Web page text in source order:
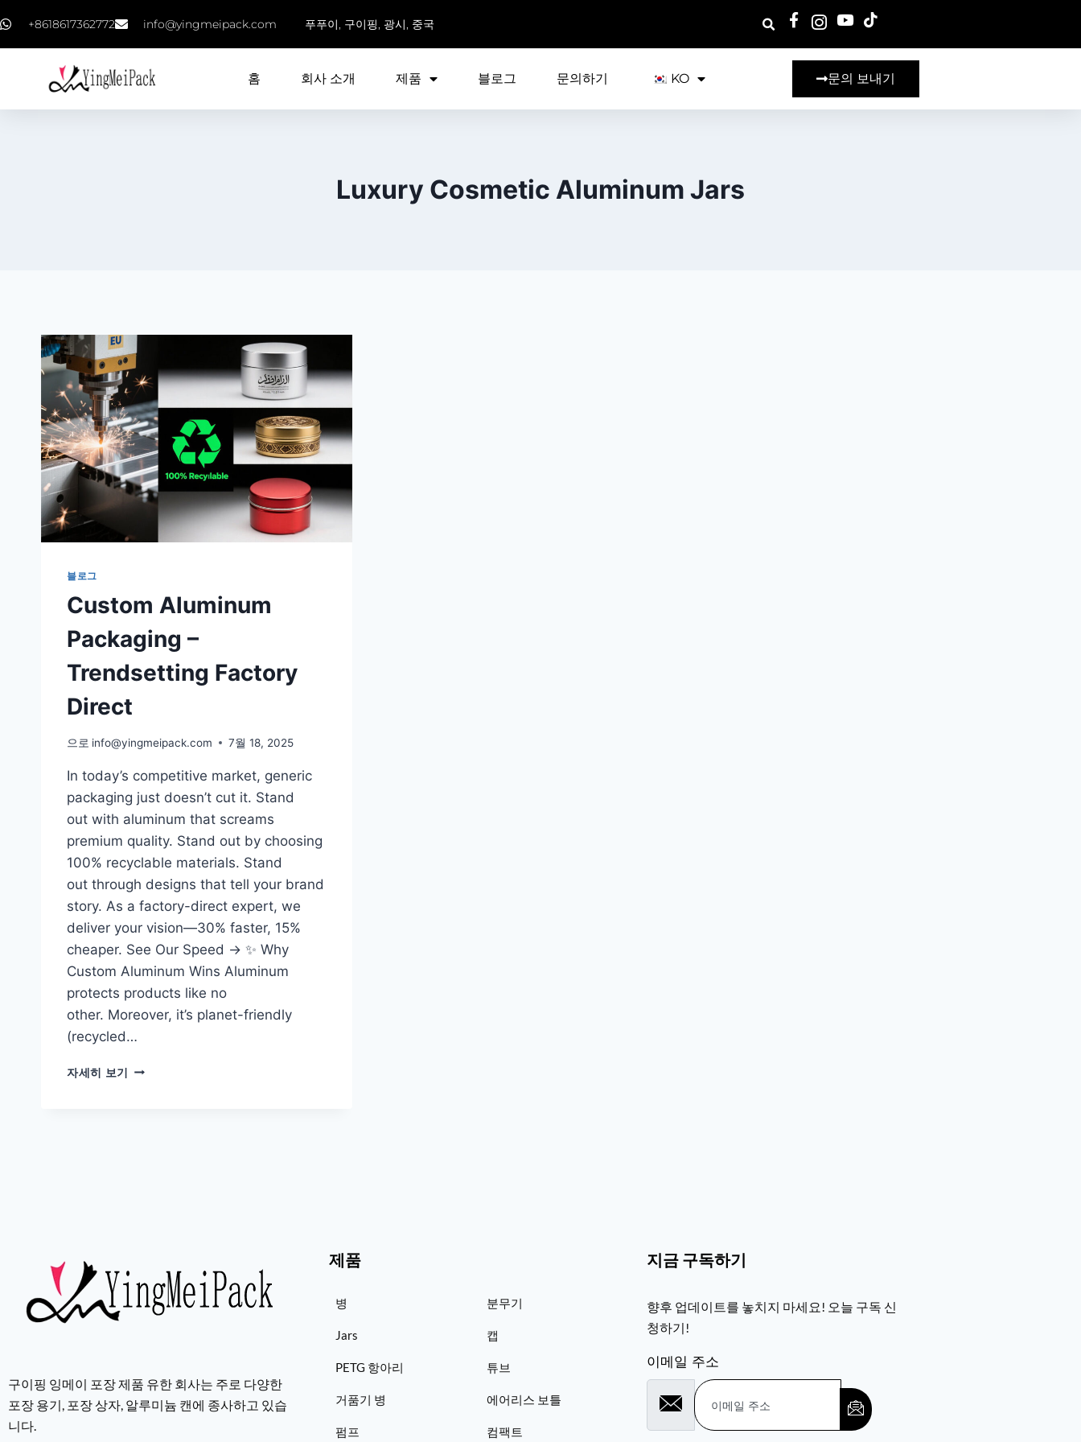
+8618617362772 info@yingmeipack.com 푸푸이, 구이핑, 광시, 중국
홈 회사 소개 제품 블로그 문의하기 KO 문의 보내기
Luxury Cosmetic Aluminum Jars
블로그
Custom Aluminum
Packaging –
Trendsetting Factory
Direct
으로 info@yingmeipack.com 7월 18, 2025
In today’s competitive market, generic
packaging just doesn’t cut it. Stand
out with aluminum that screams
premium quality. Stand out by choosing
100% recyclable materials. Stand
out through designs that tell your brand
story. As a factory-direct expert, we
deliver your vision—30% faster, 15%
cheaper. See Our Speed → ✨ Why
Custom Aluminum Wins Aluminum
protects products like no
other. Moreover, it’s planet-friendly
(recycled…
자세히 보기
구이핑 잉메이 포장 제품 유한 회사는 주로 다양한
포장 용기, 포장 상자, 알루미늄 캔에 종사하고 있습
니다.
제품
병
Jars
PETG 항아리
거품기 병
펌프
분무기
캡
튜브
에어리스 보틀
컴팩트
지금 구독하기
향후 업데이트를 놓치지 마세요! 오늘 구독 신
청하기!
이메일 주소